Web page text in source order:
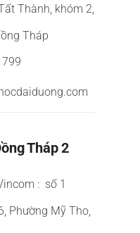
Thành, khóm 2,
Tháp
Tháp 2
: số 1
Phường Mỹ Tho,